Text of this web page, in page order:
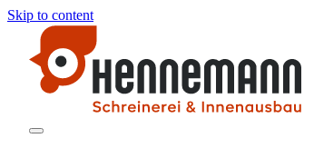
Skip to content
Schreinerei Hennemann
Möbelstücke und Produkte aus Holz